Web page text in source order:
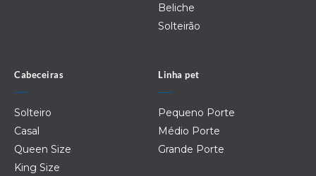
Beliche
Solteirão
Cabeceiras
Solteiro
Casal
Queen Size
King Size
Linha pet
Pequeno Porte
Médio Porte
Grande Porte